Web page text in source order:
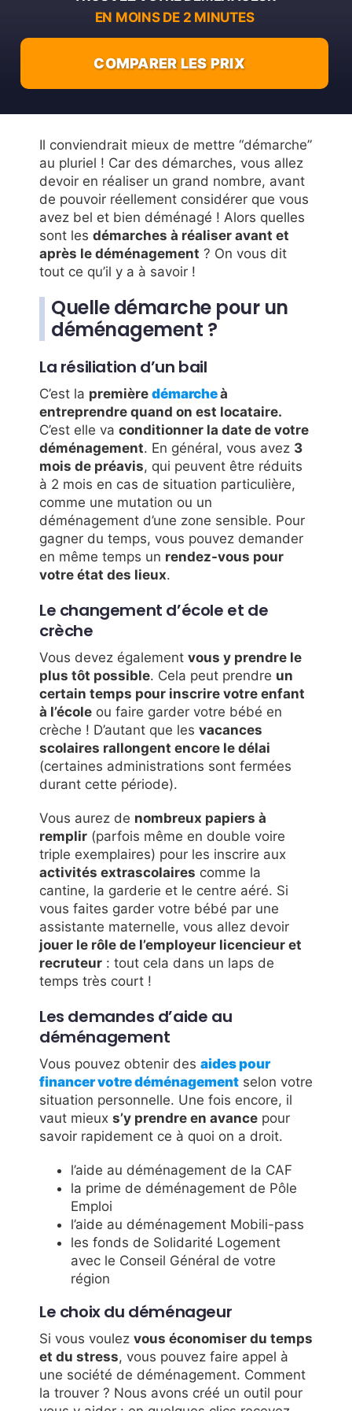
Il conviendrait mieux de mettre “démarche”
au pluriel ! Car des démarches, vous allez
devoir en réaliser un grand nombre, avant
de pouvoir réellement considérer que vous
avez bel et bien déménagé ! Alors quelles
sont les démarches à réaliser avant et
après le déménagement ? On vous dit
tout ce qu’il y a à savoir !
Quelle démarche pour un
déménagement ?
La résiliation d’un bail
C’est la première démarcheà
entreprendre quand on est locataire.
C’est elle va conditionner la date de votre
déménagement. En général, vous avez 3
mois de préavis, qui peuvent être réduits
à 2 mois en cas de situation particulière,
comme une mutation ou un
déménagement d’une zone sensible. Pour
gagner du temps, vous pouvez demander
en même temps un rendez-vous pour
votre état des lieux.
Le changement d’école et de
crèche
Vous devez également vous y prendre le
plus tôt possible. Cela peut prendre un
certain temps pour inscrire votre enfant
à l’école ou faire garder votre bébé en
crèche ! D’autant que les vacances
scolaires rallongent encore le délai
(certaines administrations sont fermées
durant cette période).
Vous aurez de nombreux papiers à
remplir (parfois même en double voire
triple exemplaires) pour les inscrire aux
activités extrascolaires comme la
cantine, la garderie et le centre aéré. Si
vous faites garder votre bébé par une
assistante maternelle, vous allez devoir
jouer le rôle de l’employeur licencieur et
recruteur : tout cela dans un laps de
temps très court !
Les demandes d’aide au
déménagement
Vous pouvez obtenir des aides pour
financer votre déménagement selon votre
situation personnelle. Une fois encore, il
vaut mieux s’y prendre en avance pour
savoir rapidement ce à quoi on a droit.
l’aide au déménagement de la CAF
la prime de déménagement de Pôle
Emploi
l’aide au déménagement Mobili-pass
les fonds de Solidarité Logement
avec le Conseil Général de votre
région
Le choix du déménageur
Si vous voulez vous économiser du temps
et du stress, vous pouvez faire appel à
une société de déménagement. Comment
la trouver ? Nous avons créé un outil pour
EN MOINS DE 2 MINUTES
COMPARER LES PRIX